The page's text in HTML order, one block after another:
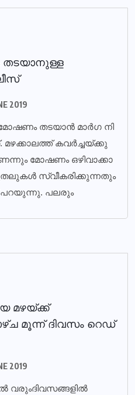
തടയാനുള്ള
2019
ത​ട​യാ​ന്‍ മാ​ര്‍​ഗ നി​
ക​വ​ര്‍​ച്ച​യ്ക്കു​
മോ​ഷ​ണം ഒ​ഴി​വാ​ക്കാ​
സ്വീ​ക​രി​ക്കു​ന്ന​തും
പ​ല​രും
മഴയ്ക്ക്
മൂന്ന് ദിവസം റെഡ്
2019
വരുംദിവസങ്ങളില്‍